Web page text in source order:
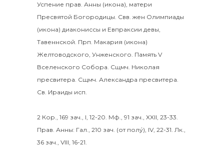
Успение прав. Анны (икона), матери
Пресвятой Богородицы. Свв. жен Олимпиады
(икона) диакониссы и Евпраксии девы,
Тавеннской. Прп. Макария (икона)
Желтоводского, Унженского. Память V
Вселенского Собора. Сщмч. Николая
пресвитера. Сщмч. Александра пресвитера.
Св. Ираиды исп.
2 Кор., 169 зач., I, 12-20. Мф., 91 зач., XXII, 23-33.
Прав. Анны: Гал., 210 зач. (от полу́), IV, 22-31. Лк.,
36 зач., VIII, 16-21.